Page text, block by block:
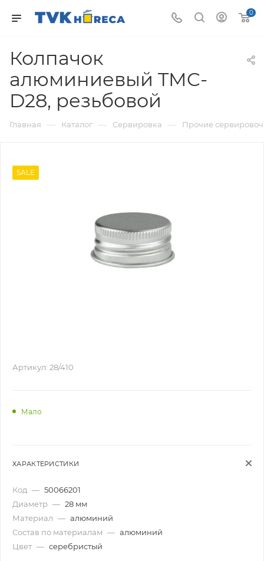
0
Колпачок
алюминиевый TMC-
D28, резьбовой
Главная — Каталог — Сервировка — Прочие
SALE
Артикул: 28/410
Мало
ХАРАКТЕРИСТИКИ
Код — 50066201
Диаметр — 28 мм
Материал — алюминий
Состав по материалам — алюминий
Цвет — серебристый